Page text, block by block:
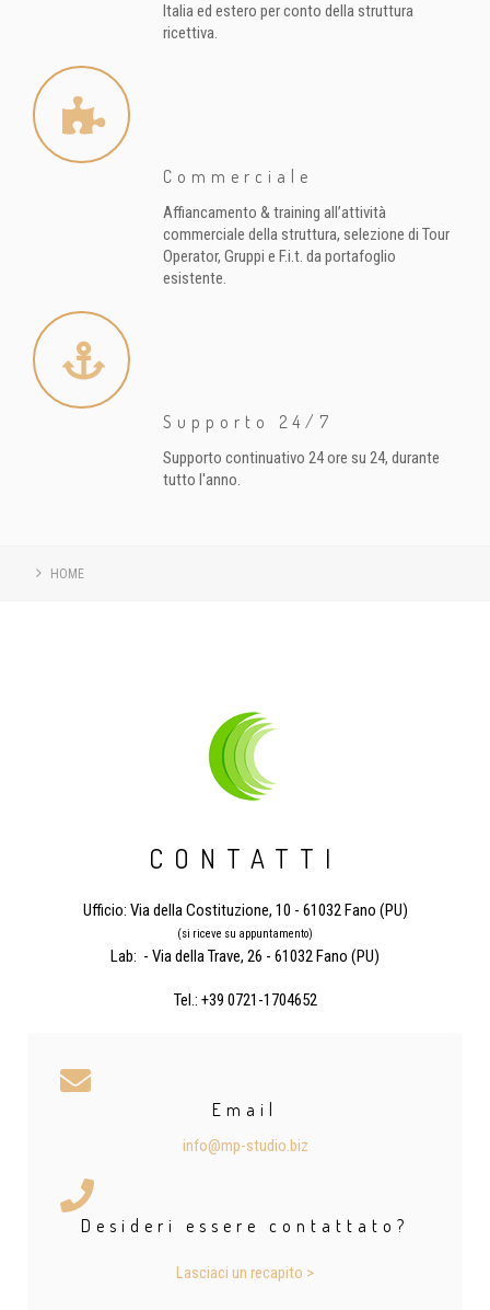
Italia ed estero per conto della struttura
ricettiva.
Commerciale
Affiancamento & training all’attività
commerciale della struttura, selezione di Tour
Operator, Gruppi e F.i.t. da portafoglio
esistente.
Supporto 24/7
Supporto continuativo 24 ore su 24, durante
tutto l'anno.
HOME
CONTATTI
Ufficio: Via della Costituzione, 10 - 61032 Fano (PU)
(si riceve su appuntamento)
Lab: - Via della Trave, 26 - 61032 Fano (PU)
Tel.: +39 0721-1704652
Email
info@mp-studio.biz
Desideri essere contattato?
Lasciaci un recapito >